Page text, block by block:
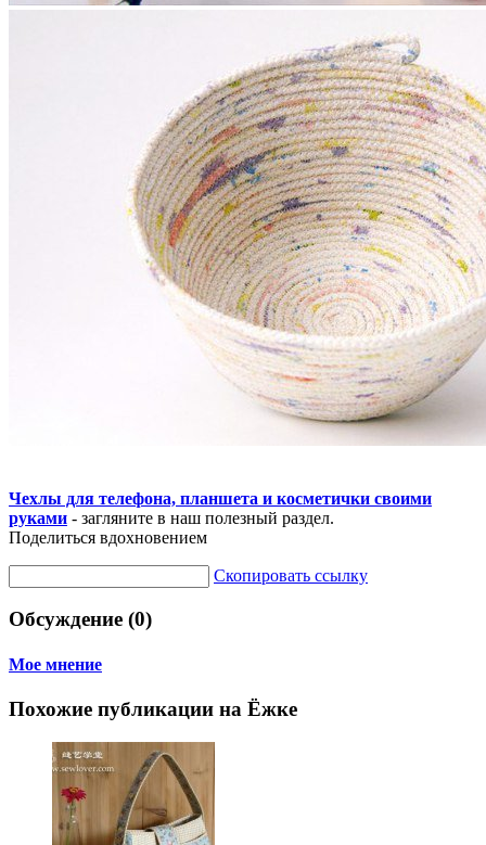
Чехлы для телефона, планшета и косметички своими
руками - загляните в наш полезный раздел.
Поделиться вдохновением
Скопировать ссылку
Обсуждение (0)
Мое мнение
Похожие публикации на Ёжке